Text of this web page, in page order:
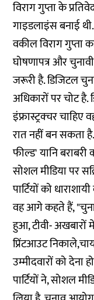
विराग गुप्ता के
गाइडलाइंस बनाई थी.
वकील विराग गुप्ता
घोषणापत्र और
जरूरी है. डिजिटल
अधिकारों पर चोट
इंफ्रास्ट्रक्चर चाहिए
रात नहीं बन
फील्ड' यानि
सोशल मीडिया पर
पार्टियों को
वह आगे कहते हैं,
हुआ, टीवी- अखबारों
प्रिंटआउट
उम्मीदवारों को देना
पार्टियों ने, सोशल